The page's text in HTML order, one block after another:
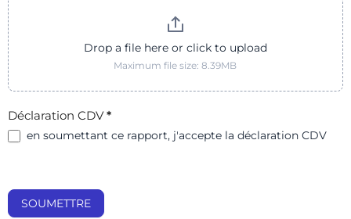
Drop a file here or click to upload
Maximum file size: 8.39MB
Déclaration CDV*
en soumettant ce rapport, j'accepte la déclaration CDV
SOUMETTRE